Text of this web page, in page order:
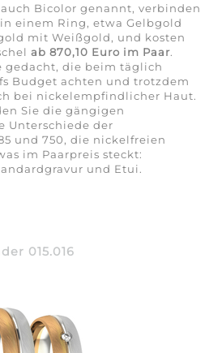
Bicolor genannt, verbinden
einem Ring, etwa Gelbgold
mit Weißgold, und kosten
ab 870,10 Euro im Paar.
gedacht, die beim täglich
Budget achten und trotzdem
bei nickelempfindlicher Haut.
Sie die gängigen
Unterschiede der
und 750, die nickelfreien
im Paarpreis steckt:
und Etui.
015.016